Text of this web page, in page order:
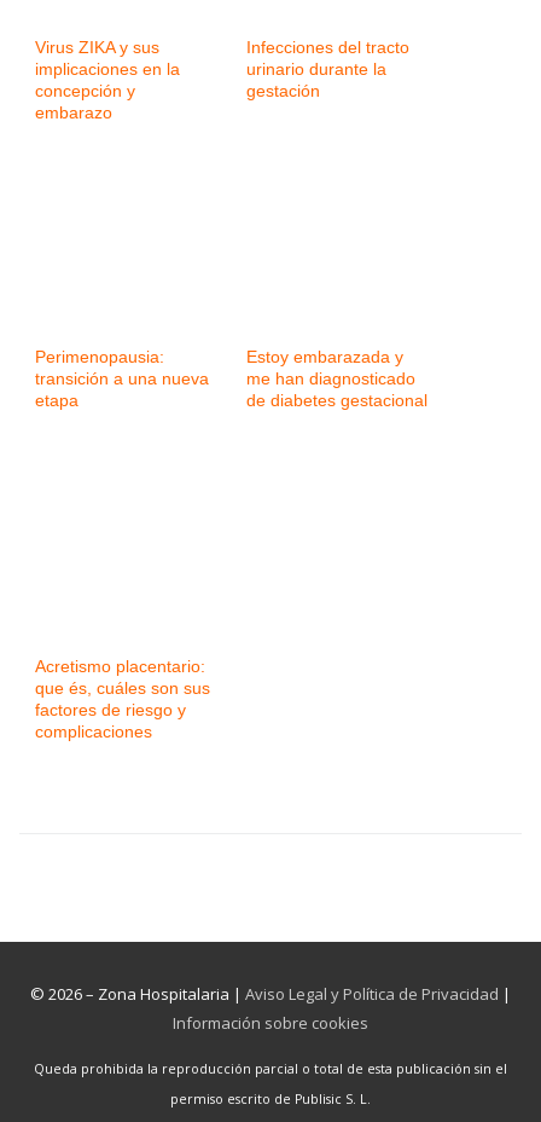
Virus ZIKA y sus
implicaciones en la
concepción y
embarazo
Infecciones del tracto
urinario durante la
gestación
Perimenopausia:
transición a una nueva
etapa
Estoy embarazada y
me han diagnosticado
de diabetes gestacional
Acretismo placentario:
que és, cuáles son sus
factores de riesgo y
complicaciones
© 2026 – Zona Hospitalaria | Aviso Legal y Política de Privacidad |
Información sobre cookies
Queda prohibida la reproducción parcial o total de esta publicación sin el
permiso escrito de Publisic S. L.